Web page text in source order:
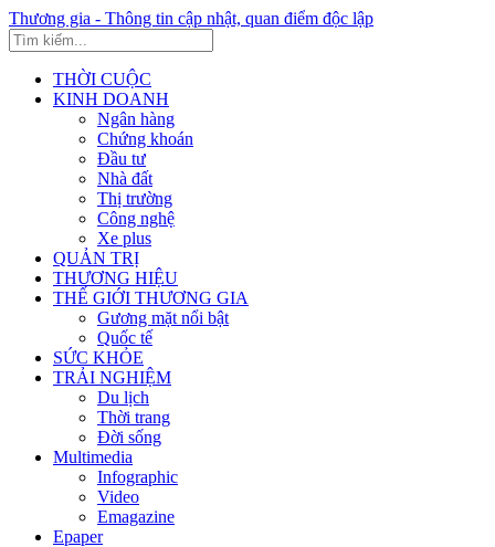
Thương gia - Thông tin cập nhật, quan điểm độc lập
THỜI CUỘC
KINH DOANH
Ngân hàng
Chứng khoán
Đầu tư
Nhà đất
Thị trường
Công nghệ
Xe plus
QUẢN TRỊ
THƯƠNG HIỆU
THẾ GIỚI THƯƠNG GIA
Gương mặt nổi bật
Quốc tế
SỨC KHỎE
TRẢI NGHIỆM
Du lịch
Thời trang
Đời sống
Multimedia
Infographic
Video
Emagazine
Epaper